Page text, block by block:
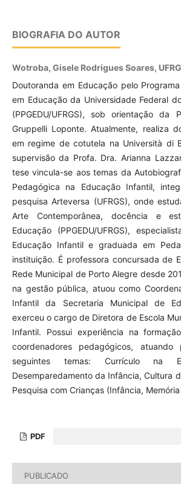
BIOGRAFIA DO AUTOR
Wotroba, Gisele Rodrigues Soares,
Doutoranda em Educação pelo
em Educação da Universidade Federal
(PPGEDU/UFRGS), sob orientação da
Gruppelli Loponte. Atualmente, realiza
em regime de cotutela na Università di
supervisão da Profa. Dra. Arianna
tese vincula-se aos temas da
Pedagógica na Educação Infantil,
pesquisa Arteversa (UFRGS), onde
Arte Contemporânea, docência e
Educação (PPGEDU/UFRGS),
Educação Infantil e graduada em
instituição. É professora concursada de
Rede Municipal de Porto Alegre desde
na gestão pública, atuou como
Infantil da Secretaria Municipal de
exerceu o cargo de Diretora de Escola
Infantil. Possui experiência na
coordenadores pedagógicos, atuando
seguintes temas: Currículo na
Desemparedamento da Infância, Cultura
Pesquisa com Crianças (Infância,
PDF
PUBLICADO